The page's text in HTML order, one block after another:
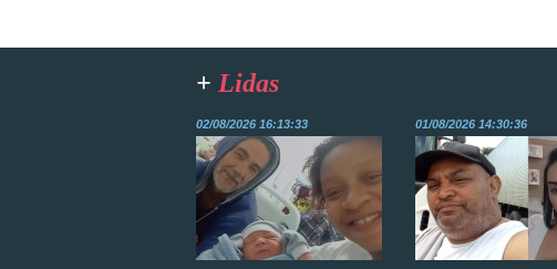
+ Lidas
02/08/2026 16:13:33 01/08/2026 14:30:36